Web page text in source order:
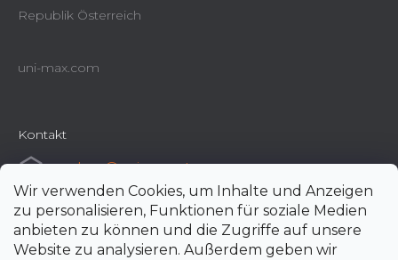
Wir verwenden Cookies, um Inhalte und Anzeigen
zu personalisieren, Funktionen für soziale Medien
anbieten zu können und die Zugriffe auf unsere
Website zu analysieren. Außerdem geben wir
Republik Österreich
uni-max.com
Kontakt
e-shop@uni-max.at
+420 266 190 190